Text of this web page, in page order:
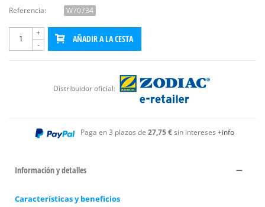
Referencia: W70734
-
+
AÑADIR A LA CESTA
Distribuidor oficial:
Paga en 3 plazos de 27,75 €sin intereses +info
Información y detalles
Características y beneficios